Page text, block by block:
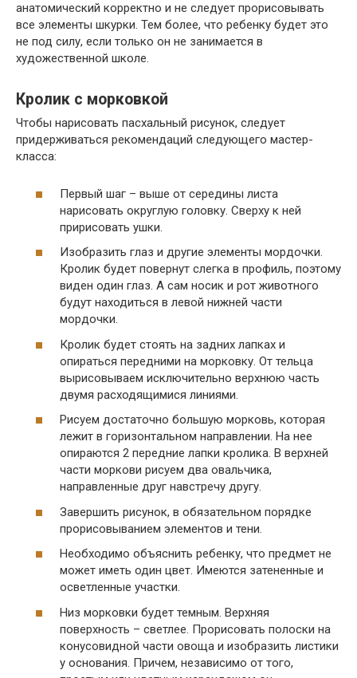
анатомический корректно и не следует прорисовывать
все элементы шкурки. Тем более, что ребенку будет это
не под силу, если только он не занимается в
художественной школе.
Кролик с морковкой
Чтобы нарисовать пасхальный рисунок, следует
придерживаться рекомендаций следующего мастер-
класса:
Первый шаг – выше от середины листа
нарисовать округлую головку. Сверху к ней
пририсовать ушки.
Изобразить глаз и другие элементы мордочки.
Кролик будет повернут слегка в профиль, поэтому
виден один глаз. А сам носик и рот животного
будут находиться в левой нижней части
мордочки.
Кролик будет стоять на задних лапках и
опираться передними на морковку. От тельца
вырисовываем исключительно верхнюю часть
двумя расходящимися линиями.
Рисуем достаточно большую морковь, которая
лежит в горизонтальном направлении. На нее
опираются 2 передние лапки кролика. В верхней
части моркови рисуем два овальчика,
направленные друг навстречу другу.
Завершить рисунок, в обязательном порядке
прорисовыванием элементов и тени.
Необходимо объяснить ребенку, что предмет не
может иметь один цвет. Имеются затененные и
осветленные участки.
Низ морковки будет темным. Верхняя
поверхность – светлее. Прорисовать полоски на
конусовидной части овоща и изобразить листики
у основания. Причем, независимо от того,